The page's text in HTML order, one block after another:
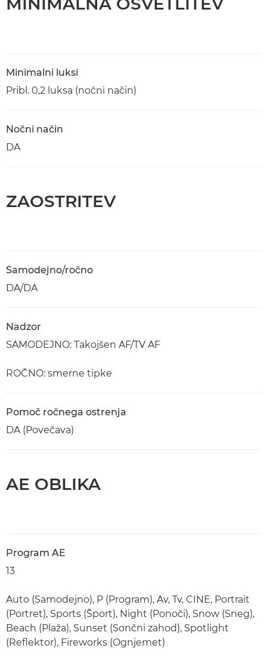
Minimalni luksi
Pribl. 0,2 luksa (nočni način)
Nočni način
DA
ZAOSTRITEV
Samodejno/ročno
DA/DA
Nadzor
SAMODEJNO: Takojšen AF/TV AF
ROČNO: smerne tipke
Pomoč ročnega ostrenja
DA (Povečava)
AE OBLIKA
Program AE
13
Auto (Samodejno), P (Program), Av, Tv, CINE, Portrait
(Portret), Sports (Šport), Night (Ponoči), Snow (Sneg),
Beach (Plaža), Sunset (Sončni zahod), Spotlight
(Reflektor), Fireworks (Ognjemet)